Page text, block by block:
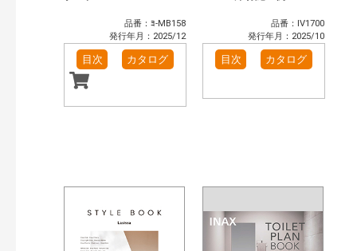
品番：ﾖ-MB158
発行年月：2025/12
目次 カタログ
品番：IV1700
発行年月：2025/10
目次 カタログ